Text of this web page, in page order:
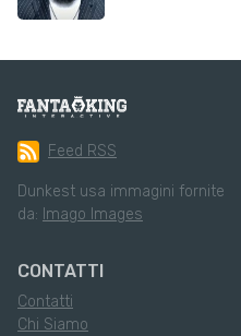
Feed RSS
Dunkest usa immagini fornite
da: Imago Images
CONTATTI
Contatti
Chi Siamo